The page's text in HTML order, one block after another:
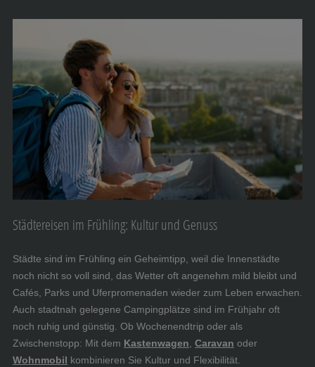
Städtereisen im Frühling: Kultur und Genuss
Städte sind im Frühling ein Geheimtipp, weil die Innenstädte
noch nicht so voll sind, das Wetter oft angenehm mild bleibt und
Cafés, Parks und Uferpromenaden wieder zum Leben erwachen.
Auch stadtnah gelegene Campingplätze sind im Frühjahr oft
noch ruhig und günstig. Ob Wochenendtrip oder als
Zwischenstopp: Mit dem Kastenwagen, Caravan oder
Wohnmobil kombinieren Sie Kultur und Flexibilität.